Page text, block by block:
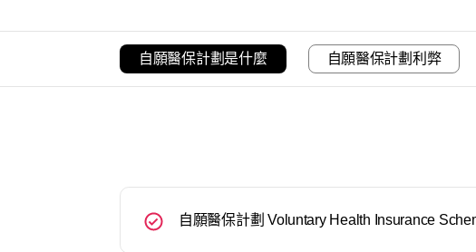
自願醫保計劃是什麼 自願醫保計劃利弊
自願醫保計劃 Voluntary Health Insurance